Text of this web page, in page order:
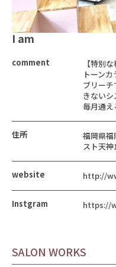
I am
comment
【特別
トーン
ブリー
きないシ
毎月通
住所
福岡県
スト天神
website http://
Instgram https://
SALON WORKS